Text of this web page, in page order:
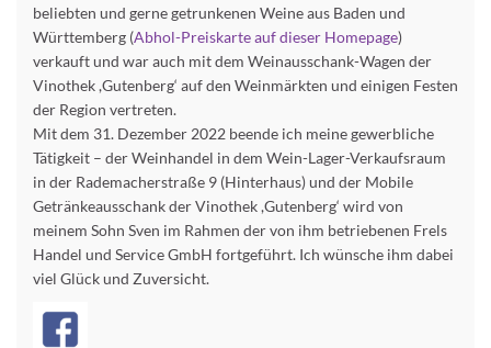
beliebten und gerne getrunkenen Weine aus Baden und
Württemberg (Abhol-Preiskarte auf dieser Homepage)
verkauft und war auch mit dem Weinausschank-Wagen der
Vinothek ,Gutenberg‘ auf den Weinmärkten und einigen Festen
der Region vertreten.
Mit dem 31. Dezember 2022 beende ich meine gewerbliche
Tätigkeit – der Weinhandel in dem Wein-Lager-Verkaufsraum
in der Rademacherstraße 9 (Hinterhaus) und der Mobile
Getränkeausschank der Vinothek ,Gutenberg‘ wird von
meinem Sohn Sven im Rahmen der von ihm betriebenen Frels
Handel und Service GmbH fortgeführt. Ich wünsche ihm dabei
viel Glück und Zuversicht.